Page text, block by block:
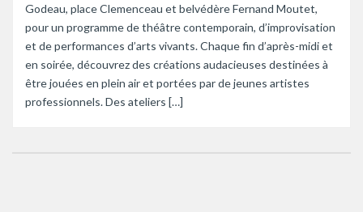
Godeau, place Clemenceau et belvédère Fernand Moutet,
pour un programme de théâtre contemporain, d’improvisation
et de performances d’arts vivants. Chaque fin d’après-midi et
en soirée, découvrez des créations audacieuses destinées à
être jouées en plein air et portées par de jeunes artistes
professionnels. Des ateliers […]